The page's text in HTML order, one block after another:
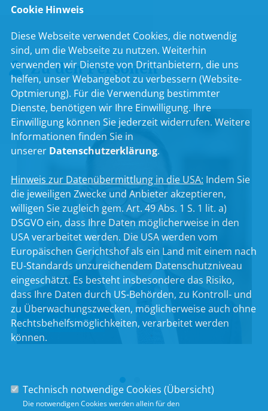
Zu den Personen
Bernhard Seidenath
Cookie Hinweis
Diese Webseite verwendet Cookies, die notwendig
sind, um die Webseite zu nutzen. Weiterhin
verwenden wir Dienste von Drittanbietern, die uns
helfen, unser Webangebot zu verbessern (Website-
Optmierung). Für die Verwendung bestimmter
Dienste, benötigen wir Ihre Einwilligung. Ihre
Einwilligung können Sie jederzeit widerrufen. Weitere
Informationen finden Sie in
unserer Datenschutzerklärung.
Hinweis zur Datenübermittlung in die USA: Indem Sie
die jeweiligen Zwecke und Anbieter akzeptieren,
willigen Sie zugleich gem. Art. 49 Abs. 1 S. 1 lit. a)
DSGVO ein, dass Ihre Daten möglicherweise in den
USA verarbeitet werden. Die USA werden vom
Europäischen Gerichtshof als ein Land mit einem nach
EU-Standards unzureichendem Datenschutzniveau
eingeschätzt. Es besteht insbesondere das Risiko,
dass Ihre Daten durch US-Behörden, zu Kontroll- und
zu Überwachungszwecken, möglicherweise auch ohne
Rechtsbehelfsmöglichkeiten, verarbeitet werden
können.
Technisch notwendige Cookies (Übersicht)
Die notwendigen Cookies werden allein für den